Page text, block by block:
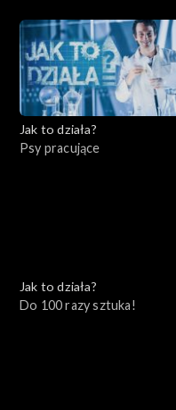
Jak to działa?
Psy pracujące
Jak to działa?
Do 100 razy sztuka!